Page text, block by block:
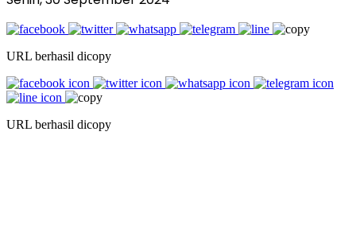
URL berhasil dicopy
URL berhasil dicopy